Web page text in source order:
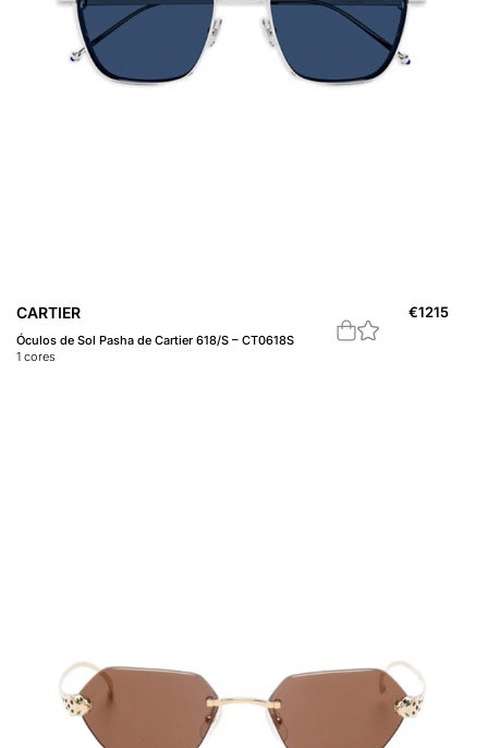
CARTIER
Óculos de Sol Pasha de Cartier 618/S – CT0618S
1 cores
€1215